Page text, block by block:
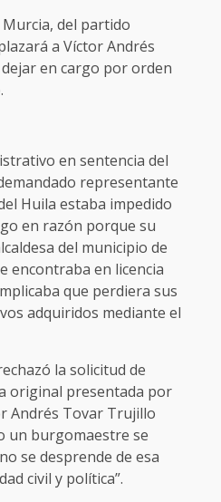
del partido
a Víctor Andrés
en cargo por orden
en sentencia del
representante
Huila estaba impedido
en razón porque su
del municipio de
encontraba en licencia
que perdiera sus
adquiridos mediante el
la solicitud de
original presentada por
Andrés Tovar Trujillo
un burgomaestre se
se desprende de esa
civil y política”.